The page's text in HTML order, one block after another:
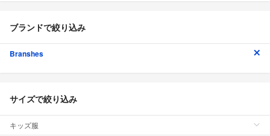
ブランドで絞り込み
Branshes
サイズで絞り込み
キッズ服